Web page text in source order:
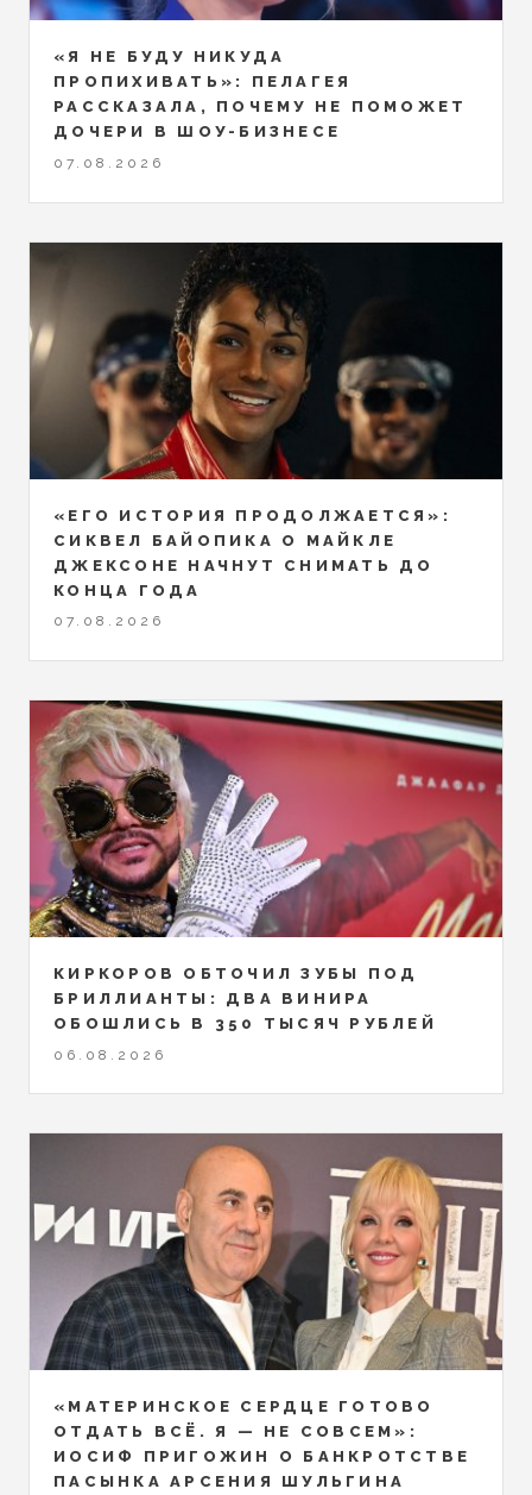
«Я НЕ БУДУ НИКУДА
ПРОПИХИВАТЬ»: ПЕЛАГЕЯ
РАССКАЗАЛА, ПОЧЕМУ НЕ ПОМОЖЕТ
ДОЧЕРИ В ШОУ-БИЗНЕСЕ
07.08.2026
«ЕГО ИСТОРИЯ ПРОДОЛЖАЕТСЯ»:
СИКВЕЛ БАЙОПИКА О МАЙКЛЕ
ДЖЕКСОНЕ НАЧНУТ СНИМАТЬ ДО
КОНЦА ГОДА
07.08.2026
КИРКОРОВ ОБТОЧИЛ ЗУБЫ ПОД
БРИЛЛИАНТЫ: ДВА ВИНИРА
ОБОШЛИСЬ В 350 ТЫСЯЧ РУБЛЕЙ
06.08.2026
«МАТЕРИНСКОЕ СЕРДЦЕ ГОТОВО
ОТДАТЬ ВСЁ. Я — НЕ СОВСЕМ»:
ИОСИФ ПРИГОЖИН О БАНКРОТСТВЕ
ПАСЫНКА АРСЕНИЯ ШУЛЬГИНА